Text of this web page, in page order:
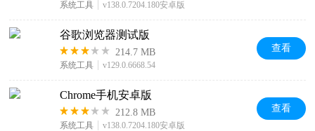
系统工具 v138.0.7204.180安卓版
谷歌浏览器测试版
214.7 MB
系统工具 v129.0.6668.54
查看
Chrome手机安卓版
212.8 MB
系统工具 v138.0.7204.180安卓版
查看